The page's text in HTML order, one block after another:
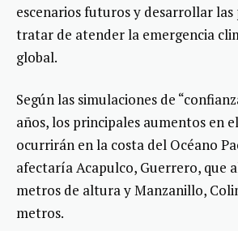
escenarios futuros y desarrollar
tratar de atender la emergencia
global.
Según las simulaciones de
años, los principales aumentos en
ocurrirán en la costa del Océano
afectaría Acapulco, Guerrero, que
metros de altura y Manzanillo,
metros.